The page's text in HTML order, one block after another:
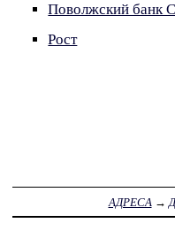
Поволжский банк
Рост
АДРЕСА → Д